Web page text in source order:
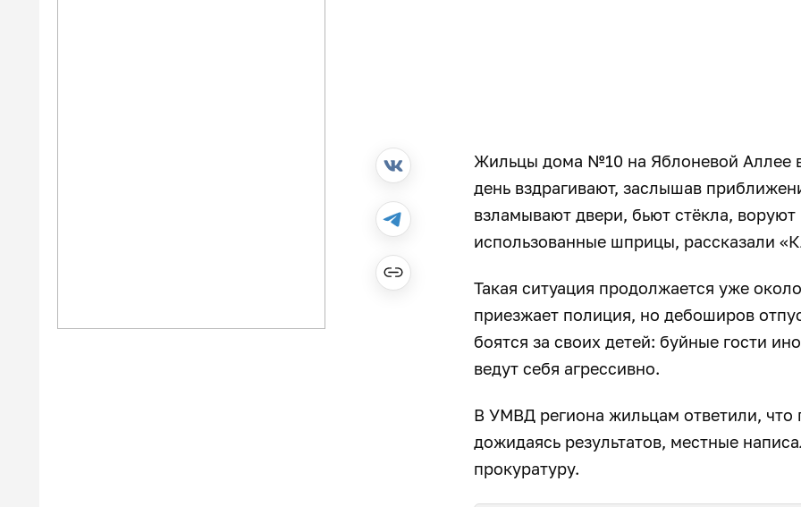
Жильцы дома №10 на Яблоневой Аллее
день вздрагивают, заслышав
взламывают двери, бьют стёкла,
использованные шприцы, рассказали
Такая ситуация продолжается уже
приезжает полиция, но дебоширов
боятся за своих детей: буйные гости
ведут себя агрессивно.
В УМВД региона жильцам ответили, что
дожидаясь результатов, местные
прокуратуру.